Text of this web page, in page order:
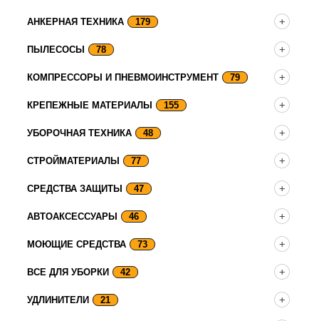
АНКЕРНАЯ ТЕХНИКА 179
ПЫЛЕСОСЫ 78
КОМПРЕССОРЫ И ПНЕВМОИНСТРУМЕНТ 79
КРЕПЕЖНЫЕ МАТЕРИАЛЫ 155
УБОРОЧНАЯ ТЕХНИКА 48
СТРОЙМАТЕРИАЛЫ 77
СРЕДСТВА ЗАЩИТЫ 47
АВТОАКСЕССУАРЫ 46
МОЮЩИЕ СРЕДСТВА 73
ВСЕ ДЛЯ УБОРКИ 42
УДЛИНИТЕЛИ 21